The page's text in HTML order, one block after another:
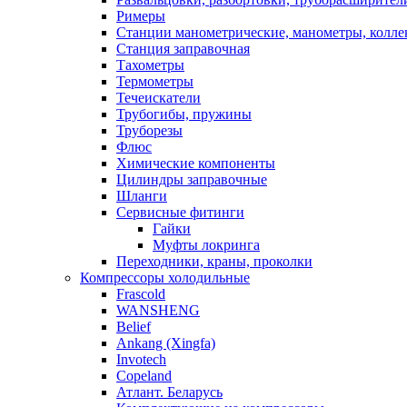
Римеры
Станции манометрические, манометры,
Станция заправочная
Тахометры
Термометры
Течеискатели
Трубогибы, пружины
Труборезы
Флюс
Химические компоненты
Цилиндры заправочные
Шланги
Сервисные фитинги
Гайки
Муфты локринга
Переходники, краны, проколки
Компрессоры холодильные
Frascold
WANSHENG
Belief
Ankang (Xingfa)
Invotech
Copeland
Атлант. Беларусь